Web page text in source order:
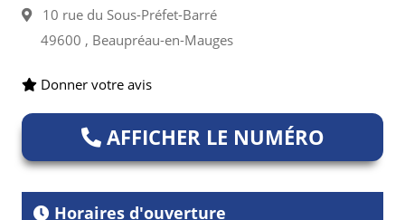
10 rue du Sous-Préfet-Barré
49600 , Beaupréau-en-Mauges
Donner votre avis
AFFICHER LE NUMÉRO
Horaires d'ouverture